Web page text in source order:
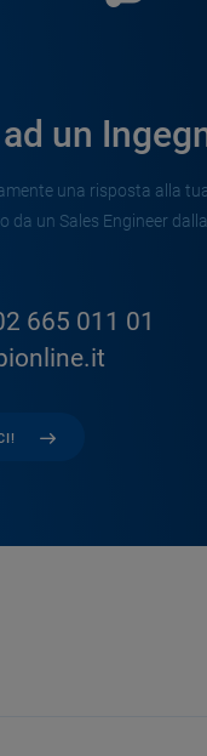
un
una risposta alla
da un Sales Engineer
665 011 01